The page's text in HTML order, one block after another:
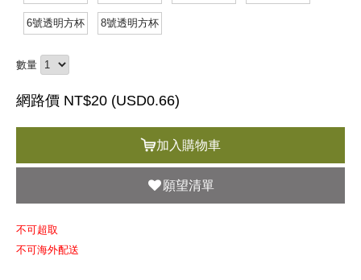
6號透明方杯 8號透明方杯
數量
網路價 NT$20 (USD0.66)
加入購物車
願望清單
不可超取
不可海外配送